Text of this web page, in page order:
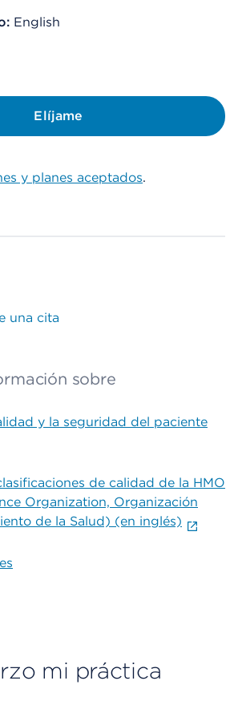
English
Elíjame
y planes aceptados.
una cita
sobre
y la seguridad del paciente
de calidad de la HMO
Organization, Organización
de la Salud) (en inglés)
mi práctica